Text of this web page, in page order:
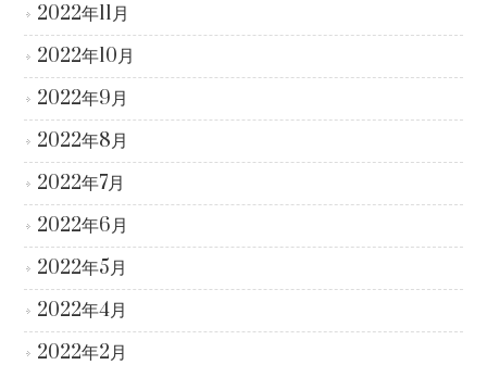
2022年11月
2022年10月
2022年9月
2022年8月
2022年7月
2022年6月
2022年5月
2022年4月
2022年2月